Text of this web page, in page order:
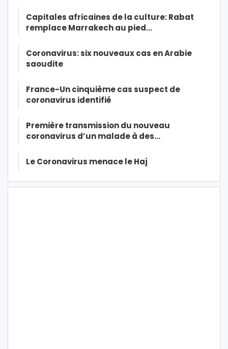
Capitales africaines de la culture: Rabat
remplace Marrakech au pied…
Coronavirus: six nouveaux cas en Arabie
saoudite
France-Un cinquième cas suspect de
coronavirus identifié
Première transmission du nouveau
coronavirus d’un malade à des…
Le Coronavirus menace le Haj